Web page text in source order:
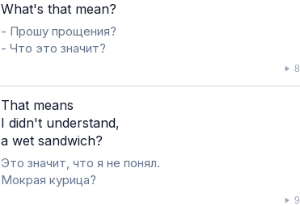
What's that mean?
- Прошу прощения?
- Что это значит?
8
That means
I didn't understand,
a wet sandwich?
Это значит, что я не понял.
Мокрая курица?
9